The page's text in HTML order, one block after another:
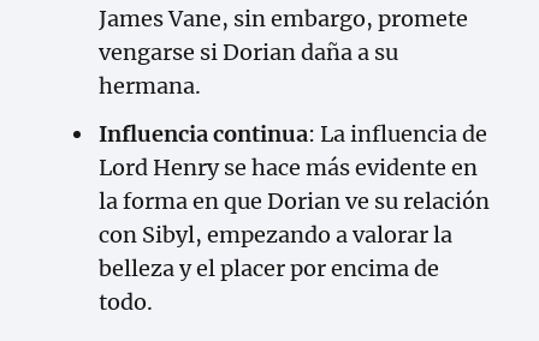
James Vane, sin embargo, promete
vengarse si Dorian daña a su
hermana.
Influencia continua: La influencia de
Lord Henry se hace más evidente en
la forma en que Dorian ve su relación
con Sibyl, empezando a valorar la
belleza y el placer por encima de
todo.